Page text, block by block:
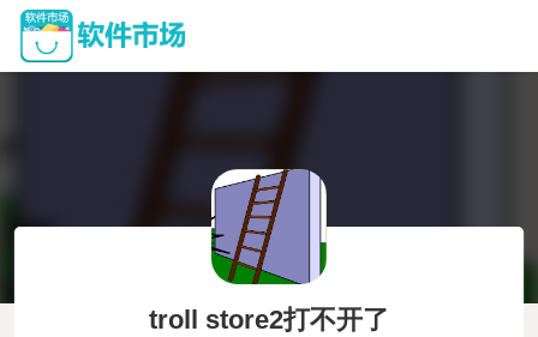
troll store2打不开了